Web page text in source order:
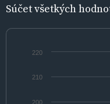
Súčet všetkých
200
210
220